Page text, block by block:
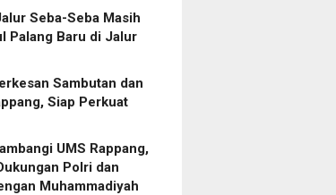
Seba-Seba Masih
Palang Baru di Jalur
Sambutan dan
Siap Perkuat
UMS Rappang,
Polri dan
Muhammadiyah